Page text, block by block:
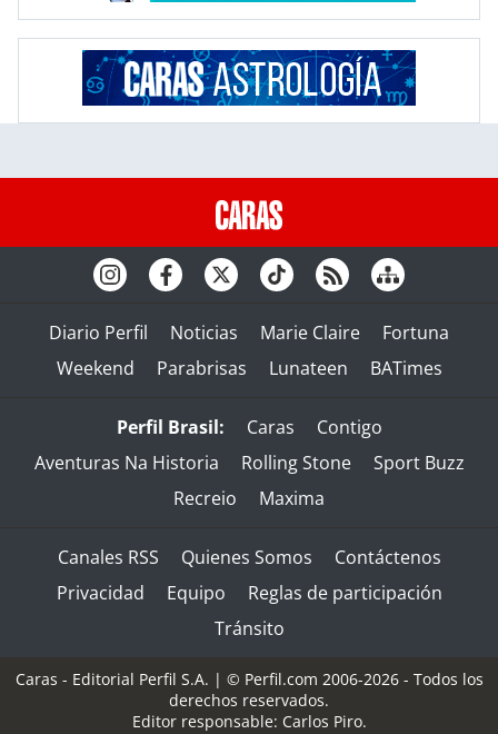
Diario Perfil Noticias Marie Claire
Fortuna
Weekend
Parabrisas Lunateen BATimes
Perfil Brasil: Caras
Contigo
Aventuras Na Historia
Rolling Stone
Sport Buzz
Recreio
Maxima
Canales RSS Quienes Somos
Contáctenos
Privacidad
Equipo
Reglas de participación
Tránsito
Caras - Editorial Perfil S.A. | © Perfil.com 2006-2026 - Todos los
derechos reservados.
Editor responsable: Carlos Piro.